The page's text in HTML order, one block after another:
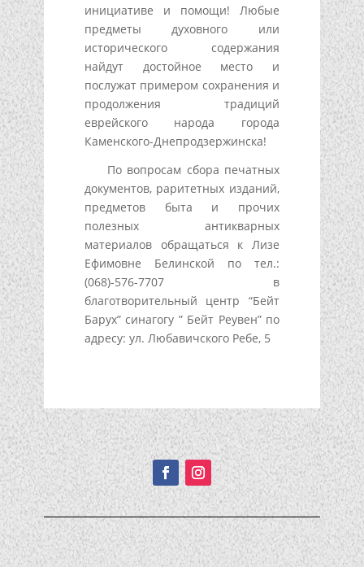
инициативе и помощи! Любые
предметы духовного или
исторического содержания
найдут достойное место и
послужат примером сохранения и
продолжения традиций
еврейского народа города
Каменского-Днепродзержинска!
По вопросам сбора печатных
документов, раритетных изданий,
предметов быта и прочих
полезных антикварных
материалов обращаться к Лизе
Ефимовне Белинской по тел.:
(068)-576-7707 в
благотворительный центр “Бейт
Барух” синагогу ” Бейт Реувен” по
адресу: ул. Любавичского Ребе, 5
Подписывайтесь!